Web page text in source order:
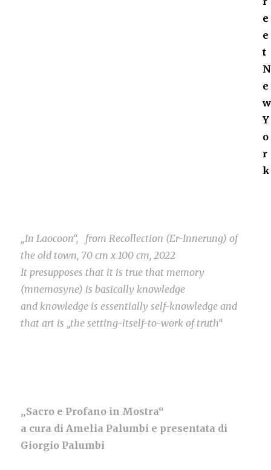
e
e
t
N
e
w
Y
o
r
k
„In Laocoon“, from Recollection (Er-Innerung) of
the old town, 70 cm x 100 cm, 2022
It presupposes that it is true that memory
(mnemosyne) is basically knowledge
and knowledge is essentially self-knowledge and
that art is „the setting-itself-to-work of truth“
„Sacro e Profano in Mostra“
a cura di Amelia Palumbi e presentata di
Giorgio Palumbi